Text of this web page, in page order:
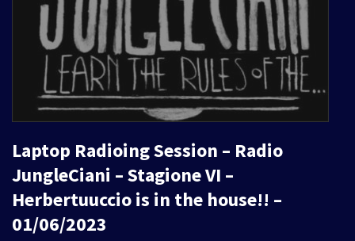
Laptop Radioing Session – Radio
JungleCiani – Stagione VI –
Herbertuuccio is in the house!! –
01/06/2023